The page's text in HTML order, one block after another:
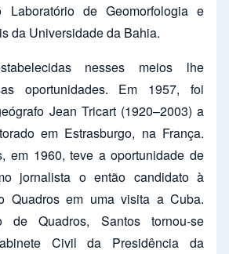
de Geomorfologia e
da Universidade da Bahia.
nesses meios lhe
oportunidades. Em 1957, foi
Jean Tricart (1920–2003) a
em Estrasburgo, na França.
em 1960, teve a oportunidade de
jornalista o então candidato à
Quadros em uma visita a Cuba.
Quadros, Santos tornou-se
Civil da Presidência da